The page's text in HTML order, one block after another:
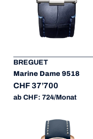
BREGUET
Marine Dame 9518
CHF 37’700
ab CHF: 724/Monat